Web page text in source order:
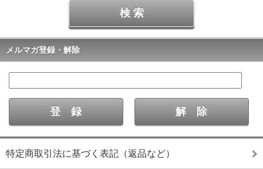
メルマガ登録・解除
特定商取引法に基づく表記（返品など）